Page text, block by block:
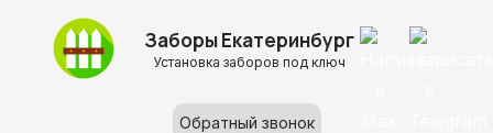
Заборы Екатеринбург
Установка заборов под ключ
Обратный звонок